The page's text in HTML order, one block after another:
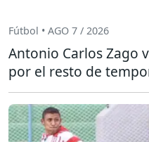
Fútbol • AGO 7 / 2026
Antonio Carlos Zago
por el resto de